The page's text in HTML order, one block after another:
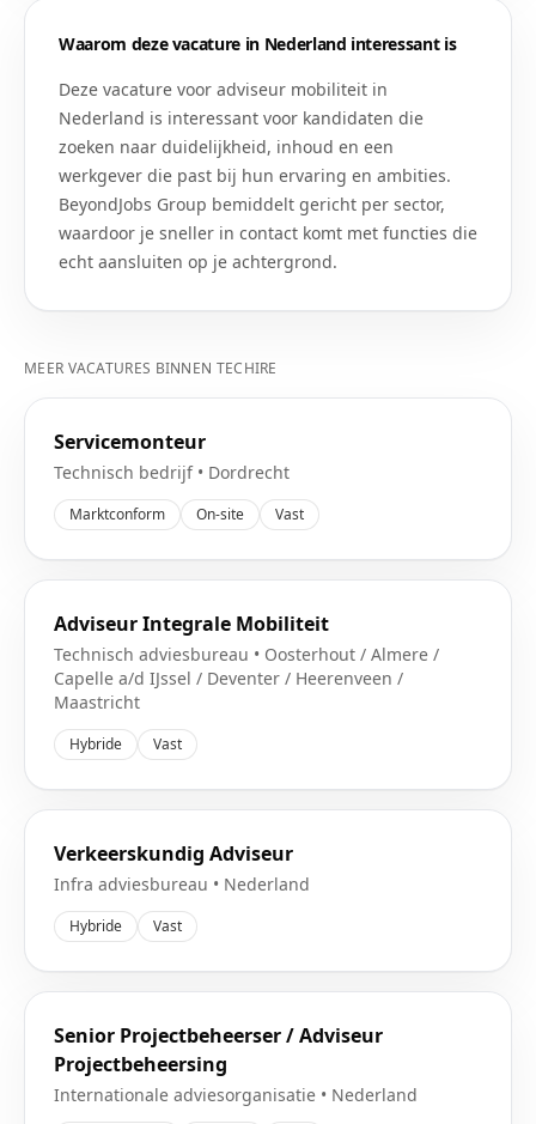
Waarom deze vacature in Nederland interessant is
Deze vacature voor adviseur mobiliteit in
Nederland is interessant voor kandidaten die
zoeken naar duidelijkheid, inhoud en een
werkgever die past bij hun ervaring en ambities.
BeyondJobs Group bemiddelt gericht per sector,
waardoor je sneller in contact komt met functies die
echt aansluiten op je achtergrond.
MEER VACATURES BINNEN TECHIRE
Servicemonteur
Technisch bedrijf• Dordrecht
Marktconform On-site Vast
Adviseur Integrale Mobiliteit
Technisch adviesbureau • Oosterhout / Almere /
Capelle a/d IJssel / Deventer / Heerenveen /
Maastricht
Hybride Vast
Verkeerskundig Adviseur
Infra adviesbureau • Nederland
Hybride Vast
Senior Projectbeheerser / Adviseur
Projectbeheersing
Internationale adviesorganisatie • Nederland